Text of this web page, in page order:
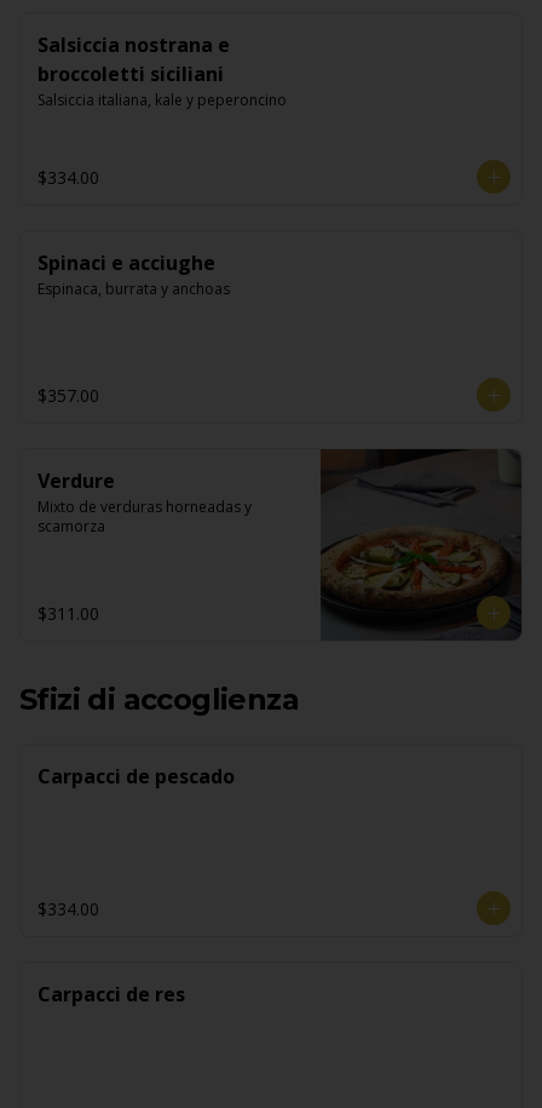
Salsiccia nostrana e
broccoletti siciliani
Salsiccia italiana, kale y peperoncino
$334.00
Spinaci e acciughe
Espinaca, burrata y anchoas
$357.00
Verdure
Mixto de verduras horneadas y
scamorza
$311.00
Sfizi di accoglienza
Carpacci de pescado
$334.00
Carpacci de res